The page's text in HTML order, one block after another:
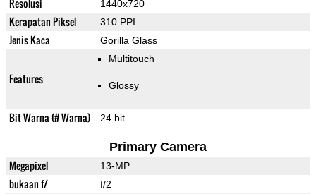
Resolusi 1440x720
Kerapatan Piksel 310 PPI
Jenis Kaca Gorilla Glass
Features
Multitouch
Glossy
Bit Warna (# Warna) 24 bit
Primary Camera
Megapixel 13-MP
bukaan f/ f/2